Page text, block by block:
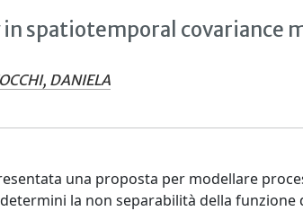
spatiotemporal covariance
DANIELA
una proposta per modellare
la non separabilità della